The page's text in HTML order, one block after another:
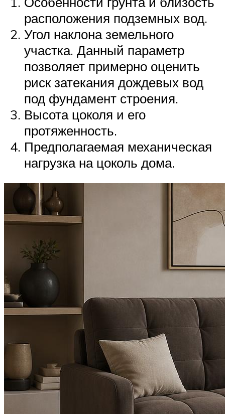
расположения подземных вод.
Угол наклона земельного
участка. Данный параметр
позволяет примерно оценить
риск затекания дождевых вод
под фундамент строения.
Высота цоколя и его
протяженность.
Предполагаемая механическая
нагрузка на цоколь дома.